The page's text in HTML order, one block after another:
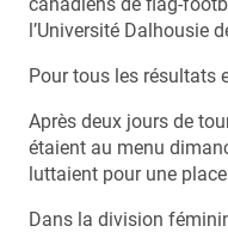
l’Université Dalhousie
Pour tous les résultats
Après deux jours de
étaient au menu
luttaient pour une
Dans la division